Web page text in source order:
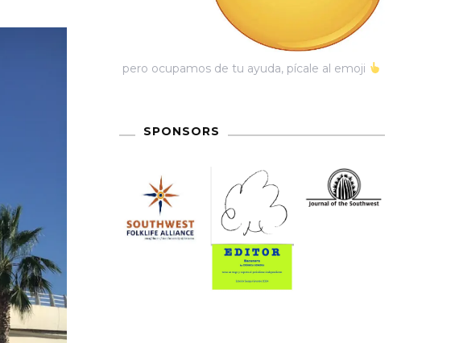
pero ocupamos de tu ayuda, pícale al emoji
SPONSORS